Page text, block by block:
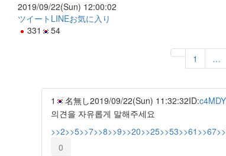
2019/09/22(Sun) 12:00:02
ツイート LINEお気に入り
331
54
1 …
1
名無し2019/09/22(Sun) 11:32:32ID:
의견을 자유롭게 말해주세요
>>2>>5>>7>>8>>9>>20>>25>>53>>61 >>67
0